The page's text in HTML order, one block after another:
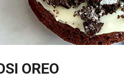
OREO